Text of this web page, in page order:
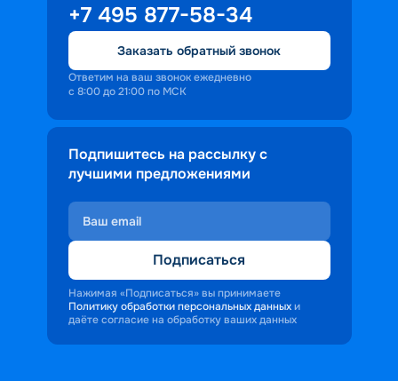
+7 495 877-58-34
Заказать обратный звонок
Ответим на ваш звонок ежедневно
с 8:00 до 21:00 по МСК
Подпишитесь на рассылку с
лучшими предложениями
Подписаться
Нажимая «Подписаться» вы принимаете
Политику обработки персональных данных и
даёте согласие на обработку ваших данных